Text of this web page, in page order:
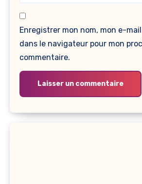
Enregistrer mon nom, mon e-
dans le navigateur pour mon
commentaire.